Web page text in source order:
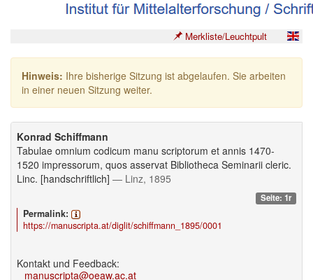
Merkliste/Leuchtpult
Hinweis: Ihre bisherige Sitzung ist abgelaufen. Sie arbeiten
in einer neuen Sitzung weiter.
Konrad Schiffmann
Tabulae omnium codicum manu scriptorum et annis 1470-
1520 impressorum, quos asservat Bibliotheca Seminarii cleric.
Linc. [handschriftlich] — Linz, 1895
Seite: 1r
Permalink:
https://manuscripta.at/diglit/schiffmann_1895/0001
Kontakt und Feedback:
manuscripta@oeaw.ac.at